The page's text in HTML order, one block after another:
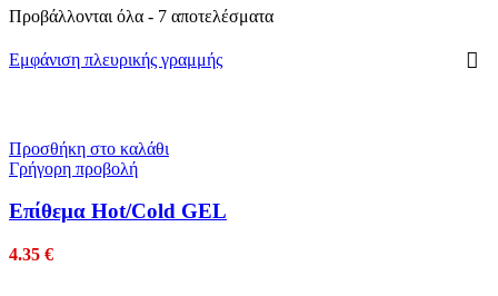
Προβάλλονται όλα - 7 αποτελέσματα
Εμφάνιση πλευρικής γραμμής
Προσθήκη στο καλάθι
Γρήγορη προβολή
Επίθεμα Hot/Cold GEL
4.35 €